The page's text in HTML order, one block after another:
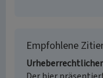
Empfohlene